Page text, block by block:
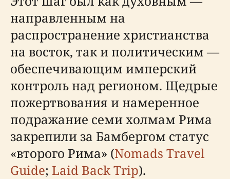
направленным на
распространение христианства
на восток, так и политическим —
обеспечивающим имперский
контроль над регионом. Щедрые
пожертвования и намеренное
подражание семи холмам Рима
закрепили за Бамбергом статус
«второго Рима» (Nomads Travel
Guide; Laid Back Trip).